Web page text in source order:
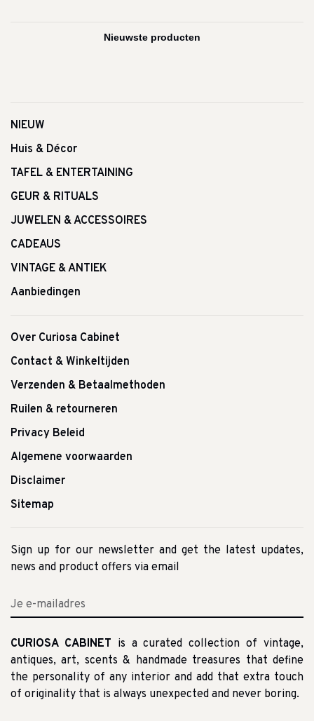
NIEUW
Huis & Décor
TAFEL & ENTERTAINING
GEUR & RITUALS
JUWELEN & ACCESSOIRES
CADEAUS
VINTAGE & ANTIEK
Aanbiedingen
Over Curiosa Cabinet
Contact & Winkeltijden
Verzenden & Betaalmethoden
Ruilen & retourneren
Privacy Beleid
Algemene voorwaarden
Disclaimer
Sitemap
Sign up for our newsletter and get the latest updates,
news and product offers via email
CURIOSA CABINET is a curated collection of vintage,
antiques, art, scents & handmade treasures that define
the personality of any interior and add that extra touch
of originality that is always unexpected and never boring.